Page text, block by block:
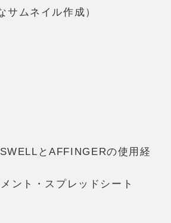
サムネイル作成）
とAFFINGERの使用経
ント・スプレッドシート